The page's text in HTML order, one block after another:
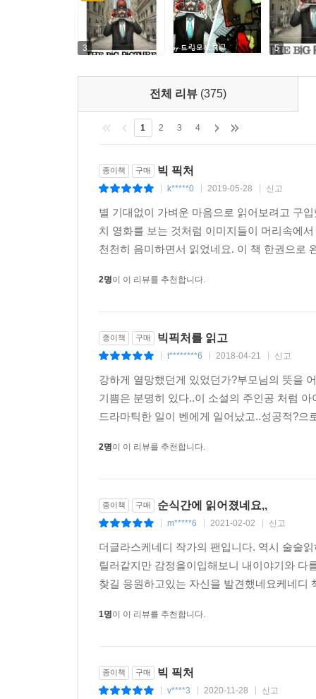
3 5
전체 리뷰 (375)
1 2 3 4
종이책 구매 빅 픽처
k*****0 2019-05-28 신고
별 기대없이 가벼운 마음으로 읽어보려고 구
치 영화를 보는 것처럼 이미지들이 머리속에
천천히 음미하면서 읽었네요. 이 책 한권으로
2명이 이 리뷰를 추천합니다.
종이책 구매 빅픽처를 읽고
t********6 2018-04-21 신고
강하게 열망했던게 있었던가?부모님의 뜻을
기쁨은 분명히 있다..이 소설의 주인공 처럼
드라마틱한 일이 벤에게 일어났고..성공적?
2명이 이 리뷰를 추천합니다.
종이책 구매 순식간에 읽어졌네요,,
m*****6 2021-02-02 신고
더글라스케네디 작가의 팬입니다. 역시 술술
릴러같지만 감정을이입해보니 내이야기와
찾길 응원하고있는 자신을 발견했네요케네
1명이 이 리뷰를 추천합니다.
종이책 구매 빅 픽처
v****3 2020-11-28 신고